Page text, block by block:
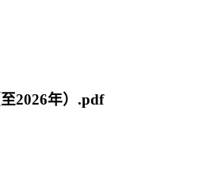
2026年）.pdf